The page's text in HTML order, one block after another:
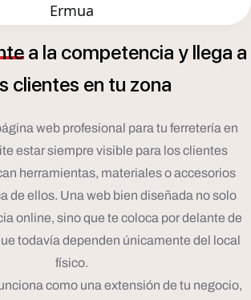
Ermua
a la competencia y llega a
s clientes en tu zona
web profesional para tu ferretería en
estar siempre visible para los clientes
herramientas, materiales o accesorios
de ellos. Una web bien diseñada no solo
online, sino que te coloca por delante de
todavía dependen únicamente del local
físico.
como una extensión de tu negocio,